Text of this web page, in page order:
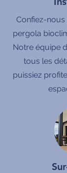
Confiez-
pergola
Notre équipe
tous les
puissiez